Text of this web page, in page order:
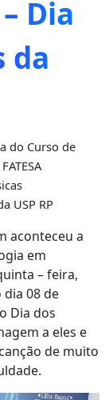
Dia
da
do Curso de
USP RP
aconteceu a
em
– feira,
dia 08 de
Dia dos
a eles e
de muito